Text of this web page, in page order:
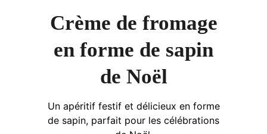
Crème de fromage
en forme de sapin
de Noël
Un apéritif festif et délicieux en forme
de sapin, parfait pour les célébrations